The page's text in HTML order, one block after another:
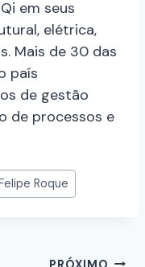
em seus
elétrica,
Mais de 30 das
país
de gestão
de processos e
Roque